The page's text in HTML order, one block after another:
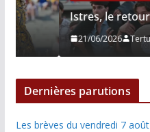
Istres, le retour de
21/06/2026 Tertulias
Dernières parutions
Les brèves du vendredi 7 août